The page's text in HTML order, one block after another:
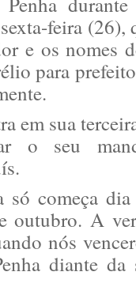
feira
e os nomes
para
em sua
o seu
só começa
outubro. A
nós
diante